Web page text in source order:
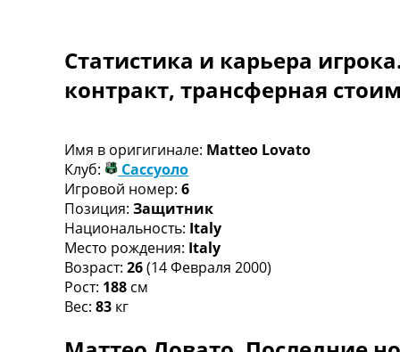
Англия. Премьер Лига
Испания. Ла Лига
Другие Турниры >>>
Таблицы групп Чемпионата Мира
Украина. Премьер-Лига
Украина. Первая Лига
Лига Чемпионов. Таблицы групп
Англия. Премьер-Лига
Испания. Ла Лига
Все таблицы >>>
Рейтинги
Рейтинг ФИФА
Статистика и карьера
контракт, трансферная
Имя в оригигинале: Matteo Lovato
Клуб:
Сассуоло
Игровой номер: 6
Позиция: Защитник
Национальность: Italy
Место рождения: Italy
Возраст: 26(14 Февраля 2000)
Рост: 188 см
Вес: 83 кг